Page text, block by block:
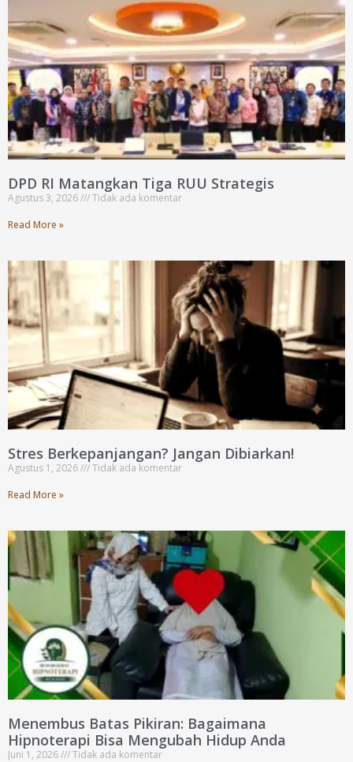
DPD RI Matangkan Tiga RUU Strategis
Agustus 3, 2026
Tidak ada komentar
Read More »
Stres Berkepanjangan? Jangan Dibiarkan!
Agustus 1, 2026
Tidak ada komentar
Read More »
Menembus Batas Pikiran: Bagaimana
Hipnoterapi Bisa Mengubah Hidup Anda
Juni 1, 2026
Tidak ada komentar